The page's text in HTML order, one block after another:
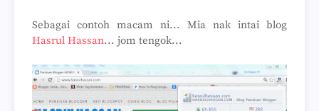
Sebagai contoh macam ni... Mia nak intai blog
Hasrul Hassan... jom tengok...